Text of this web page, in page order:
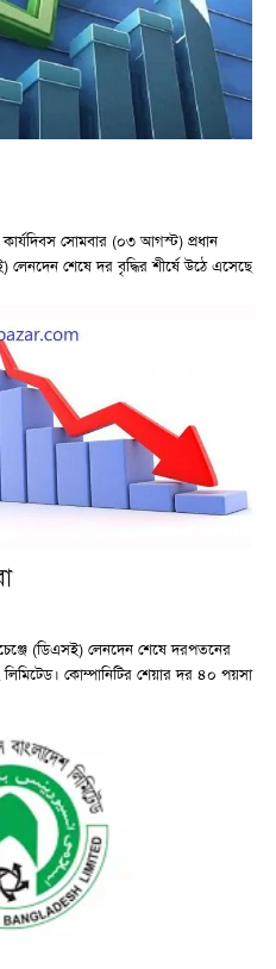
কার্যদিবস সোমবার (০৩ আগস্ট) প্রধান
লেনদেন শেষে দর বৃদ্ধির শীর্ষে উঠে এসেছে
(ডিএসই) লেনদেন শেষে দরপতনের
লিমিটেড। কোম্পানিটির শেয়ার দর ৪০ পয়সা